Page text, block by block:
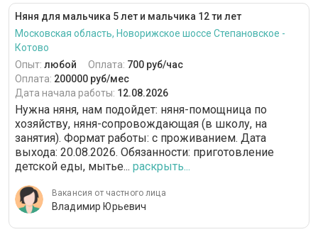
Няня для мальчика 5 лет и мальчика 12 ти лет
Московская область, Новорижское шоссе Степановское -
Котово
Опыт: любой Оплата: 700 руб/час
Оплата: 200000 руб/мес
Дата начала работы: 12.08.2026
Нужна няня, нам подойдет: няня-помощница по
хозяйству, няня-сопровождающая (в школу, на
занятия). Формат работы: c проживанием. Дата
выхода: 20.08.2026. Обязанности: приготовление
детской еды, мытье... раскрыть...
Вакансия от частного лица
Владимир Юрьевич